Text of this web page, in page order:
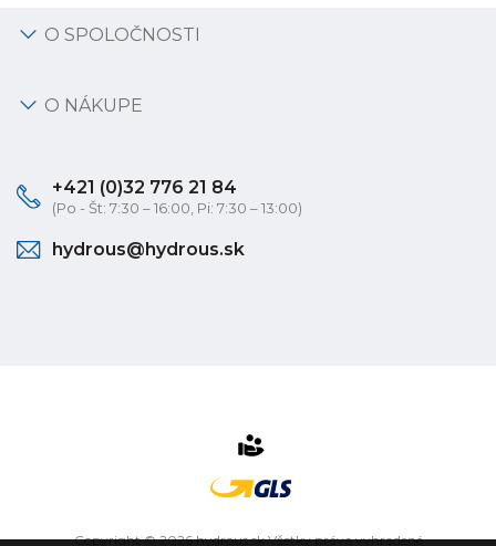
O SPOLOČNOSTI
O NÁKUPE
+421 (0)32 776 21 84
(Po - Št: 7:30 – 16:00, Pi: 7:30 – 13:00)
hydrous@hydrous.sk
Copyright © 2026 hydrous.sk Všetky práva vyhradené